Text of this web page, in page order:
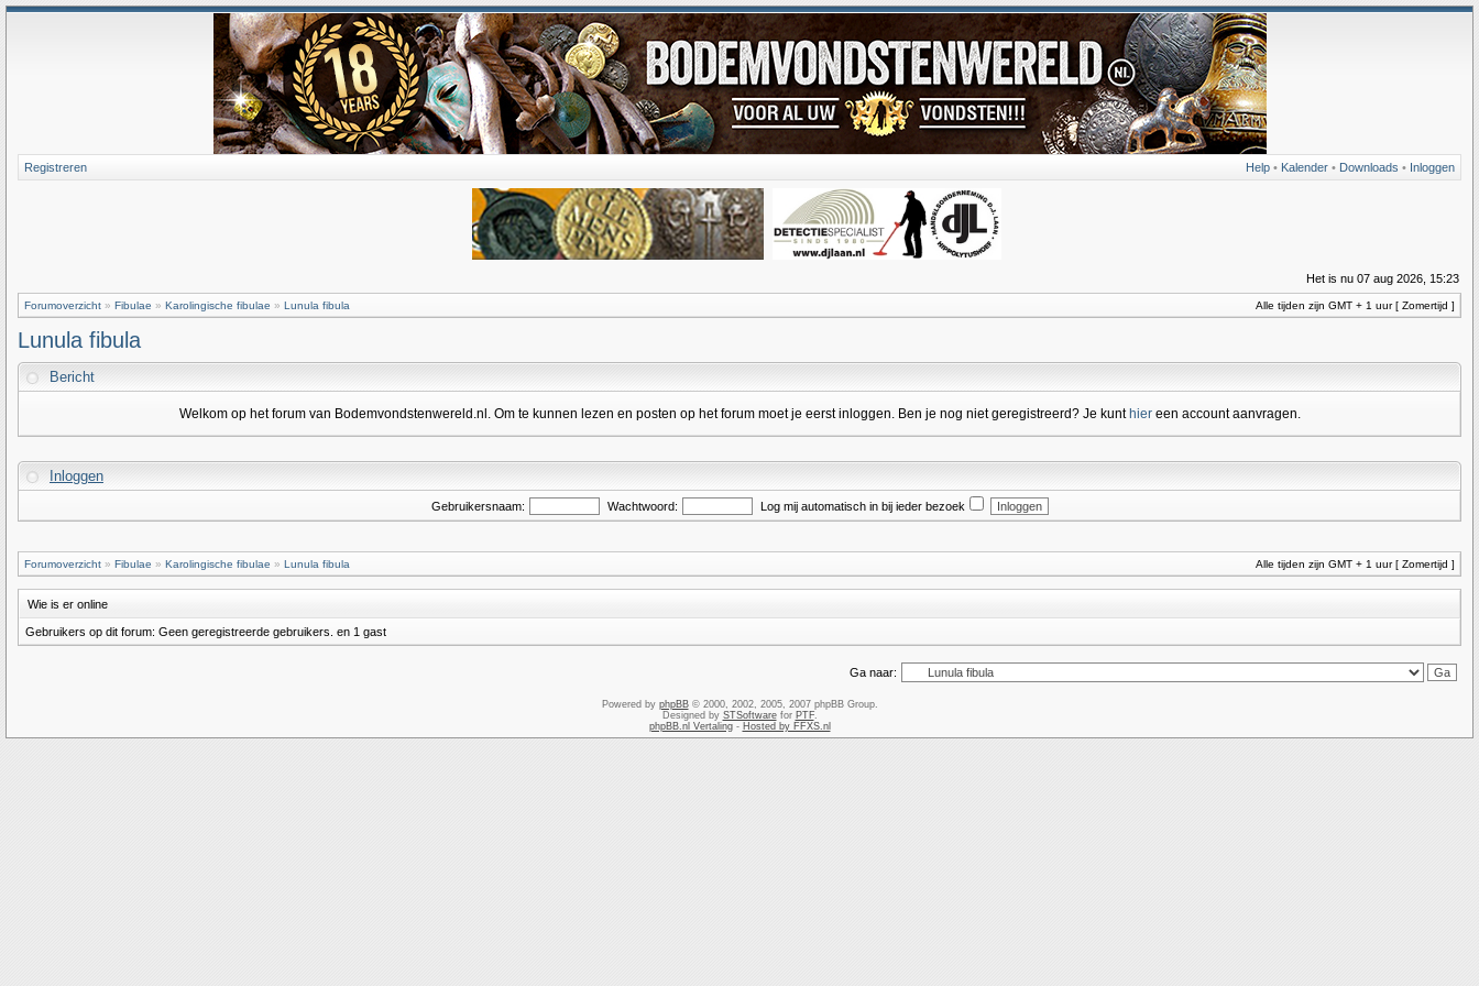
Help • Kalender • Downloads • Inloggen
Registreren
Het is nu 07 aug 2026, 15:23
Forumoverzicht » Fibulae » Karolingische fibulae » Lunula fibula Alle tijden zijn GMT + 1 uur [ Zomertijd ]
Lunula fibula
Bericht
Welkom op het forum van Bodemvondstenwereld.nl. Om te kunnen lezen en posten op het forum moet je eerst inloggen. Ben je nog niet geregistreerd? Je kunt hiereen account aanvragen.
Inloggen
Gebruikersnaam: Wachtwoord: Log mij automatisch in bij ieder bezoek
Forumoverzicht » Fibulae » Karolingische fibulae » Lunula fibula Alle tijden zijn GMT + 1 uur [ Zomertijd ]
Wie is er online
Gebruikers op dit forum: Geen geregistreerde gebruikers. en 1 gast
Ga naar:
Powered by phpBB© 2000, 2002, 2005, 2007 phpBB Group.
Designed by STSoftwarefor PTF.
phpBB.nl Vertaling- Hosted by FFXS.nl